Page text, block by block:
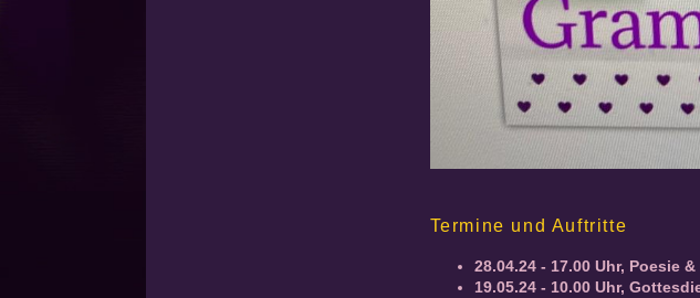
Termine und Auftritte
28.04.24 - 17.00 Uhr, Poesie
19.05.24 - 10.00 Uhr,